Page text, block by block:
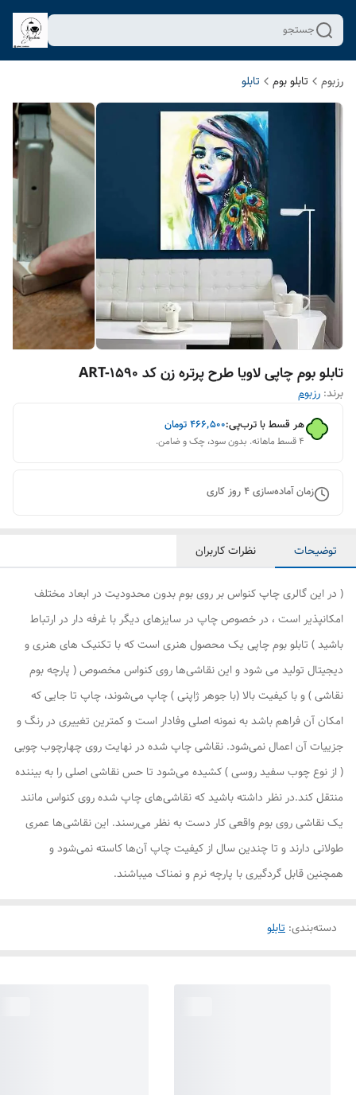
جستجو
رزبوم تابلو بوم تابلو
تابلو بوم چاپی لاویا طرح پرتره زن کد ART-1590
برند: رزبوم
هر قسط با ترب‌پی:۴۶۶٬۵۰۰تومان
۴ قسط ماهانه. بدون سود، چک و ضامن.
زمان آماده‌سازی4روز کاری
توضیحات نظرات کاربران
( در این گالری چاپ کنواس بر روی بوم بدون محدودیت در ابعاد مختلف
امکانپذیر است ، در خصوص چاپ در سایزهای دیگر با غرفه دار در ارتباط
باشید ) تابلو بوم چاپی یک محصول هنری است که با تکنیک های هنری و
دیجیتال تولید می شود و این نقاشی‌ها روی کنواس مخصوص ( پارچه بوم
نقاشی ) و با کیفیت بالا (با جوهر ژاپنی ) چاپ می‌شوند، چاپ تا جایی که
امکان آن فراهم باشد به نمونه اصلی وفادار است و کمترین تغییری در رنگ و
جزییات آن اعمال نمی‌شود. نقاشی چاپ شده در نهایت روی چهارچوب چوبی
( از نوع چوب سفید روسی ) کشیده می‌شود تا حس نقاشی اصلی را به بیننده
منتقل کند.در نظر داشته باشید که نقاشی‌های چاپ شده روی کنواس مانند
یک نقاشی روی بوم واقعی کار دست به نظر می‌رسند. این نقاشی‌ها عمری
طولانی دارند و تا چندین سال از کیفیت چاپ آن‌ها کاسته نمی‌شود و
همچنین قابل گردگیری با پارچه نرم و نمناک میباشند.
دسته‌بندی: تابلو